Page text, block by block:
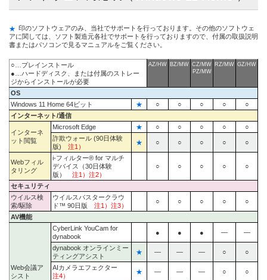
ッ
プ
★ 印のソフトウェアのみ、当社でサポートを行っております。その他のソフトウェ
アに関しては、ソフト製造元各社でサポートを行っておりますので、付属の取扱説明
書またはパソコンで見るマニュアルをご覧ください。
○…プレインストール
●…ハードディスク、または付属のストレー
ジからインストールが必要
AZ/HW BZ/MW CZ/MW
PZ/MW
RZ/MW GZ/HW
OS
Windows 11 Home 64ビット
★ ○ ○ ○ ○
○
インターネット/通信
インターネ
ット閲覧
Microsoft Edge ★ ○ ○ ○ ○
○
詐欺ウォール (90日体験
版) 注1）
★ ○ ○ ○ ○ ○
Webフィル
タリング
i-フィルター® for マルチ
デバイス（30日体験
版） 注1）注2）
○ ○ ○ ○ ○
セキュリティ
ウイルス検
索/駆除
ウイルスバスタークラウ
ド™ 90日版 注1）注3）
○ ○ ○ ○ ○
AV機能
Web会議ア
シスト
CyberLink YouCam for
dynabook
● ● ● ― ―
dynabook オンラインミー
ティングアシスト
★ ― ― ― ○ ○
AIカメラエフェクター
注4）
★ ― ― ― ○ ○